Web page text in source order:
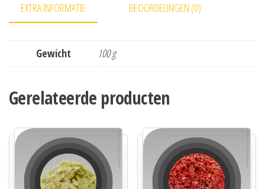
EXTRA INFORMATIE BEOORDELINGEN (0)
Gewicht 100 g
Gerelateerde producten